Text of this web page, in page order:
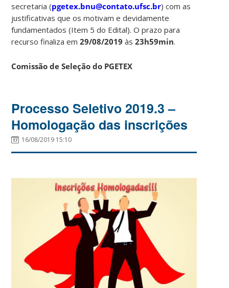
secretaria (pgetex.bnu@contato.ufsc.br) com as
justificativas que os motivam e devidamente
fundamentados (Item 5 do Edital). O prazo para
recurso finaliza em29/08/2019às23h59min.
Comissão de Seleção do PGETEX
Processo Seletivo 2019.3 –
Homologação das inscrições
16/08/2019 15:10